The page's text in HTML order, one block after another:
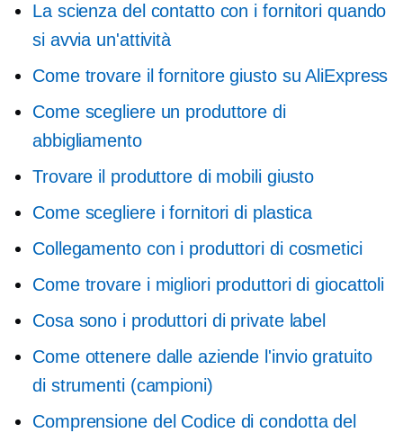
La scienza del contatto con i fornitori quando
si avvia un'attività
Come trovare il fornitore giusto su AliExpress
Come scegliere un produttore di
abbigliamento
Trovare il produttore di mobili giusto
Come scegliere i fornitori di plastica
Collegamento con i produttori di cosmetici
Come trovare i migliori produttori di giocattoli
Cosa sono i produttori di private label
Come ottenere dalle aziende l'invio gratuito
di strumenti (campioni)
Comprensione del Codice di condotta del